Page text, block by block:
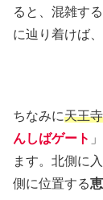
ると、混雑す
に辿り着けば
ちなみに天王
んしばゲート
ます。北側に
側に位置する